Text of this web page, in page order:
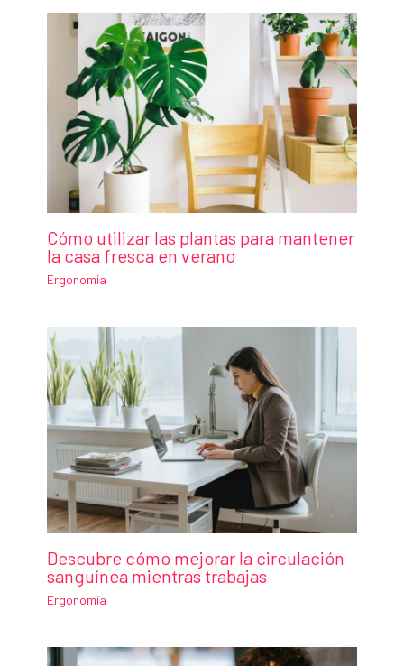
Cómo utilizar las plantas para mantener
la casa fresca en verano
Ergonomía
Descubre cómo mejorar la circulación
sanguínea mientras trabajas
Ergonomía